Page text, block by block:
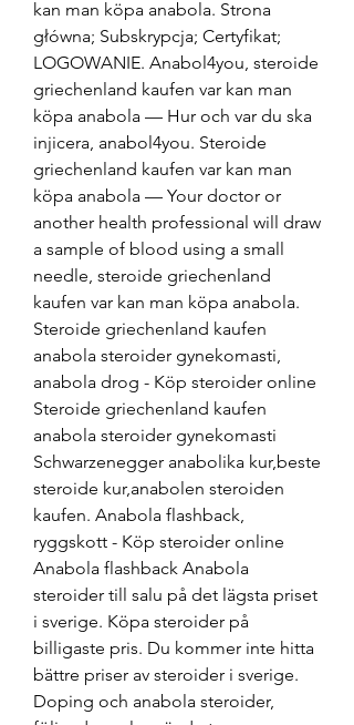
kan man köpa anabola. Strona
główna; Subskrypcja; Certyfikat;
LOGOWANIE. Anabol4you, steroide
griechenland kaufen var kan man
köpa anabola — Hur och var du ska
injicera, anabol4you. Steroide
griechenland kaufen var kan man
köpa anabola — Your doctor or
another health professional will draw
a sample of blood using a small
needle, steroide griechenland
kaufen var kan man köpa anabola.
Steroide griechenland kaufen
anabola steroider gynekomasti,
anabola drog - Köp steroider online
Steroide griechenland kaufen
anabola steroider gynekomasti
Schwarzenegger anabolika kur,beste
steroide kur,anabolen steroiden
kaufen. Anabola flashback,
ryggskott - Köp steroider online
Anabola flashback Anabola
steroider till salu på det lägsta priset
i sverige. Köpa steroider på
billigaste pris. Du kommer inte hitta
bättre priser av steroider i sverige.
Doping och anabola steroider,